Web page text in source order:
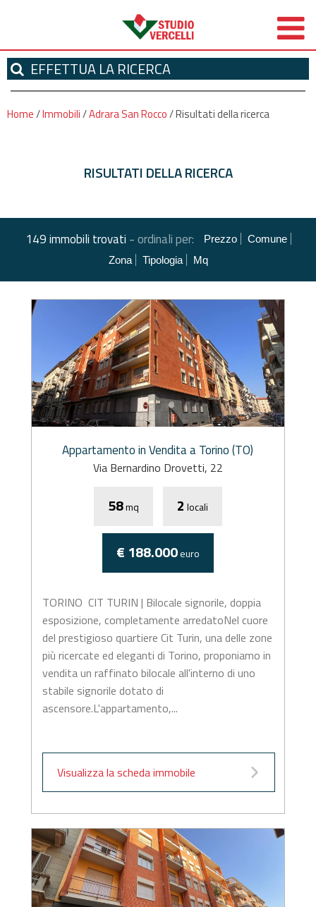
EFFETTUALA RICERCA
Home/Immobili/Adrara San Rocco/Risultati della ricerca
RISULTATI DELLA RICERCA
149 immobili trovati -ordinali per: Prezzo
Comune
Zona
Tipologia Mq
Appartamento in Vendita a Torino (TO)
Via Bernardino Drovetti, 22
58mq 2 locali
€ 188.000euro
TORINO  CIT TURIN | Bilocale signorile, doppia
esposizione, completamente arredatoNel cuore
del prestigioso quartiere Cit Turin, una delle zone
più ricercate ed eleganti di Torino, proponiamo in
vendita un raffinato bilocale all'interno di uno
stabile signorile dotato di
ascensore.L'appartamento,...
Visualizza la scheda immobile